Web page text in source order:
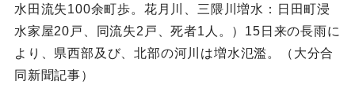
水田流失100余町歩。花月川、三隈川増水：日田町浸
水家屋20戸、同流失2戸、死者1人。）15日来の長雨に
より、県西部及び、北部の河川は増水氾濫。（大分合
同新聞記事）